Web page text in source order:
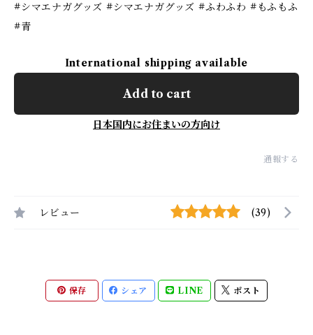
#シマエナガグッズ #シマエナガグッズ #ふわふわ #もふもふ
#青
International shipping available
Add to cart
日本国内にお住まいの方向け
通報する
レビュー (39)
保存 シェア LINE ポスト